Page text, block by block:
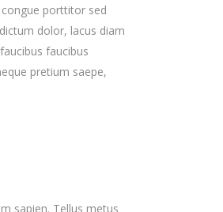
porttitor sed
dolor, lacus diam
faucibus
pretium saepe,
sapien. Tellus metus